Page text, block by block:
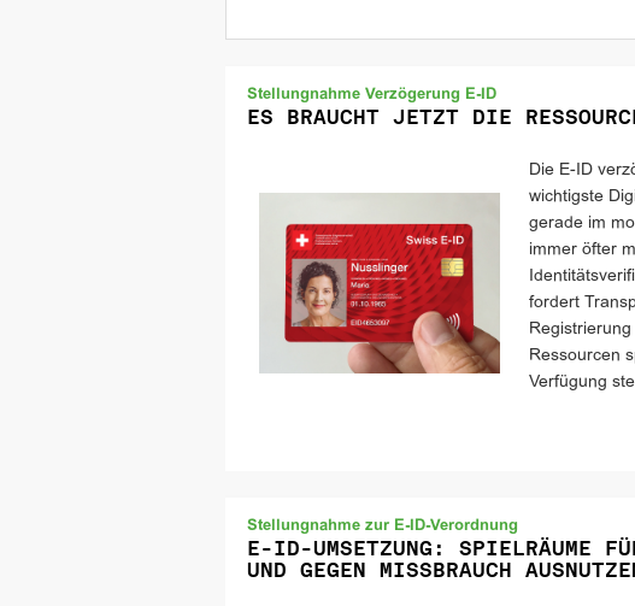
Stellungnahme Verzögerung E-ID
ES BRAUCHT JETZT DIE
Die E-ID
wichtigste
gerade im
immer öfter
fordert
Ressourcen
Verfügung
Stellungnahme zur E-ID-Verordnung
E-ID-UMSETZUNG: SPIELRÄUME
UND GEGEN MISSBRAUCH